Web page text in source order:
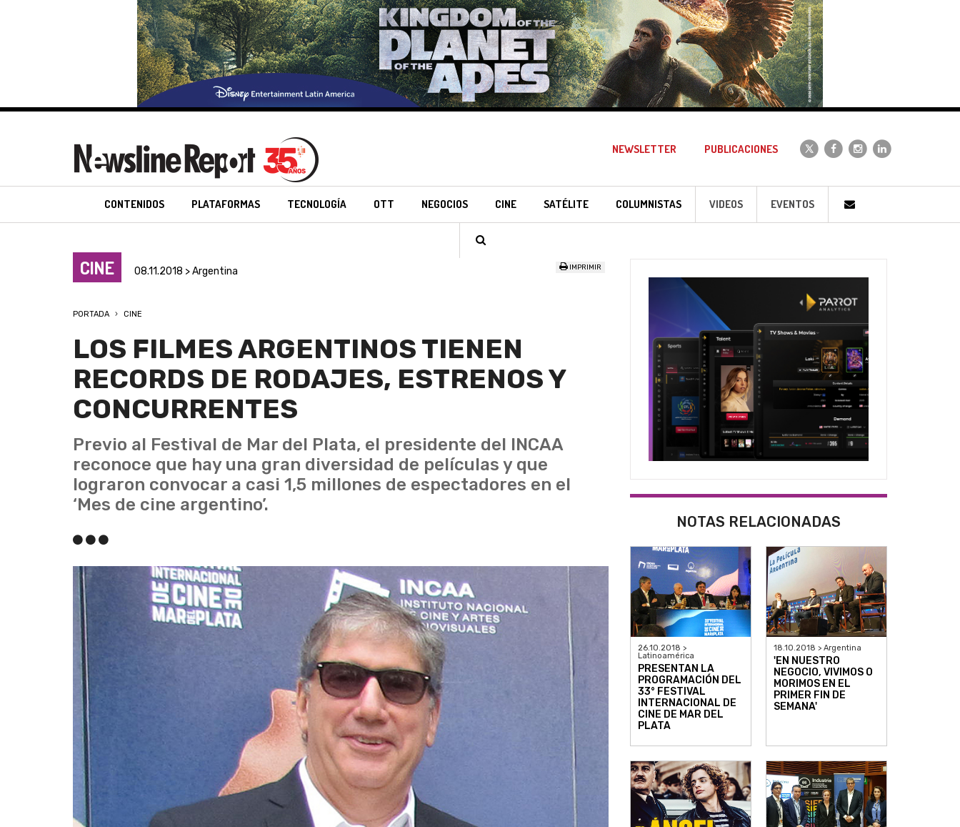
NEWSLETTER PUBLICACIONES
CONTENIDOS PLATAFORMAS TECNOLOGÍA OTT NEGOCIOS CINE SATÉLITE COLUMNISTAS VIDEOS EVENTOS
CINE 08.11.2018 > Argentina IMPRIMIR
PORTADA CINE
LOS FILMES ARGENTINOS TIENEN
RECORDS DE RODAJES, ESTRENOS Y
CONCURRENTES
Previo al Festival de Mar del Plata, el presidente del INCAA
reconoce que hay una gran diversidad de películas y que
lograron convocar a casi 1,5 millones de espectadores en el
‘Mes de cine argentino’.
NOTAS RELACIONADAS
26.10.2018 >
Latinoamérica
PRESENTAN LA
PROGRAMACIÓN DEL
33° FESTIVAL
INTERNACIONAL DE
CINE DE MAR DEL
PLATA
18.10.2018 > Argentina
'EN NUESTRO
NEGOCIO, VIVIMOS O
MORIMOS EN EL
PRIMER FIN DE
SEMANA'